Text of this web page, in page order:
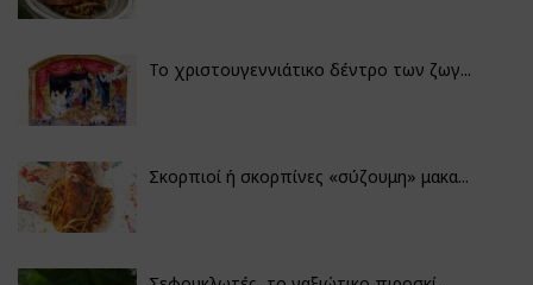
Το χριστουγεννιάτικο δέντρο των ζωγ...
Σκορπιοί ή σκορπίνες «σύζουμη» μακα...